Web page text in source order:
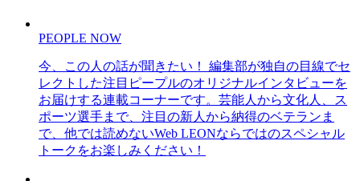
PEOPLE NOW
今、この人の話が聞きたい！ 編集部が独自の目線でセ
レクトした注目ピープルのオリジナルインタビューを
お届けする連載コーナーです。芸能人から文化人、ス
ポーツ選手まで、注目の新人から納得のベテランま
で、他では読めないWeb LEONならではのスペシャル
トークをお楽しみください！